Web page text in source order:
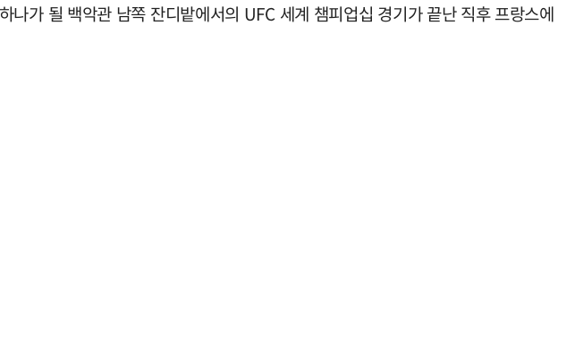
가 될 백악관 남쪽 잔디밭에서의 UFC 세계 챔피업십 경기가 끝난 직후 프랑스에